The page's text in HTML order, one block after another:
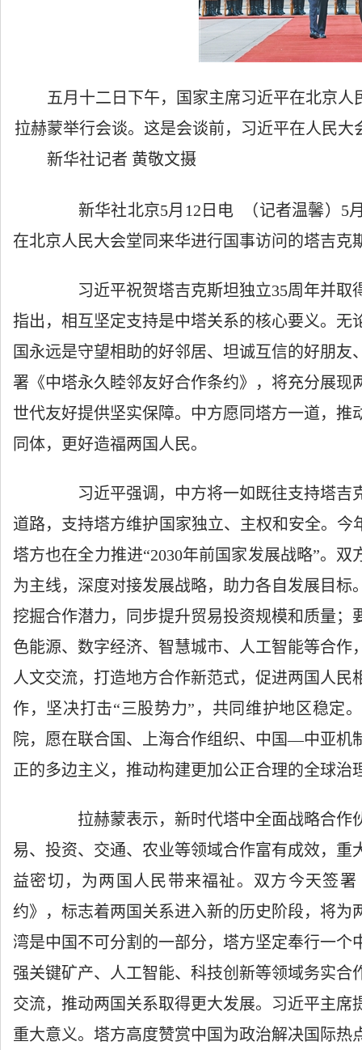
五月十二日下午，国家主席习近平在北京人
拉赫蒙举行会谈。这是会谈前，习近平在人民
新华社记者 黄敬文摄
新华社北京5月12日电 （记者温馨）5
在北京人民大会堂同来华进行国事访问的塔吉克
习近平祝贺塔吉克斯坦独立35周年并取
指出，相互坚定支持是中塔关系的核心要义。无
国永远是守望相助的好邻居、坦诚互信的好朋友
署《中塔永久睦邻友好合作条约》，将充分展现
世代友好提供坚实保障。中方愿同塔方一道，推
同体，更好造福两国人民。
习近平强调，中方将一如既往支持塔吉
道路，支持塔方维护国家独立、主权和安全。今
塔方也在全力推进“2030年前国家发展战略”。双
为主线，深度对接发展战略，助力各自发展目标
挖掘合作潜力，同步提升贸易投资规模和质量；
色能源、数字经济、智慧城市、人工智能等合作
人文交流，打造地方合作新范式，促进两国人民
作，坚决打击“三股势力”，共同维护地区稳定
院，愿在联合国、上海合作组织、中国—中亚机
正的多边主义，推动构建更加公正合理的全球治
拉赫蒙表示，新时代塔中全面战略合作
易、投资、交通、农业等领域合作富有成效，重
益密切，为两国人民带来福祉。双方今天签
约》，标志着两国关系进入新的历史阶段，将为
湾是中国不可分割的一部分，塔方坚定奉行一个
强关键矿产、人工智能、科技创新等领域务实合
交流，推动两国关系取得更大发展。习近平主席
重大意义。塔方高度赞赏中国为政治解决国际热